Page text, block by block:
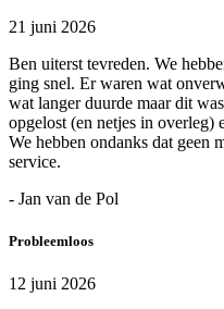
21 juni 2026
Ben uiterst tevreden. We
ging snel. Er waren wat
wat langer duurde maar dit
opgelost (en netjes in
We hebben ondanks dat geen
service.
- Jan van de Pol
Probleemloos
12 juni 2026